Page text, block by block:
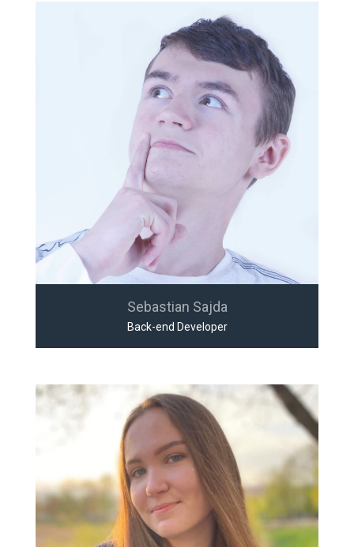
Sebastian Sajda
Back-end Developer